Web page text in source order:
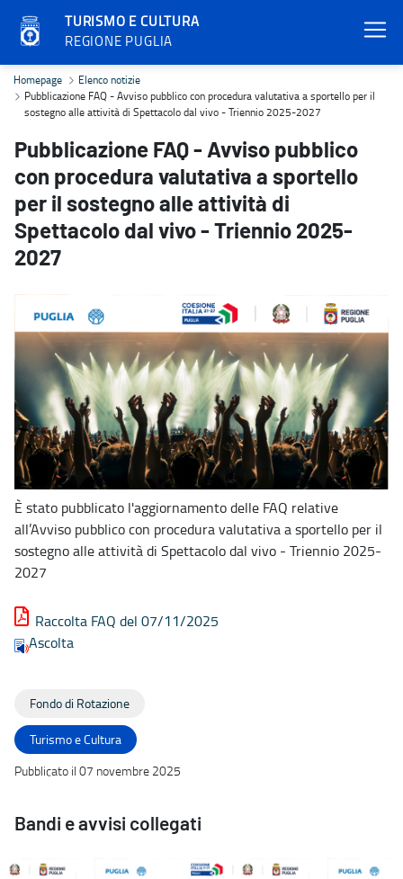
TURISMO E CULTURA
REGIONE PUGLIA
Pubblicazione FAQ - Avviso pubblico con procedura valutativa
Homepage
Elenco notizie
Pubblicazione FAQ - Avviso pubblico con procedura valutativa a sportello per il
sostegno alle attività di Spettacolo dal vivo - Triennio 2025-2027
Pubblicazione FAQ - Avviso pubblico
con procedura valutativa a sportello
per il sostegno alle attività di
Spettacolo dal vivo - Triennio 2025-
2027
È stato pubblicato l'aggiornamento delle FAQ relative
all’Avviso pubblico con procedura valutativa a sportello per il
sostegno alle attività di Spettacolo dal vivo - Triennio 2025-
2027
Raccolta FAQ del 07/11/2025
Ascolta
Fondo di Rotazione
Turismo e Cultura
Pubblicato il 07 novembre 2025
Bandi e avvisi collegati